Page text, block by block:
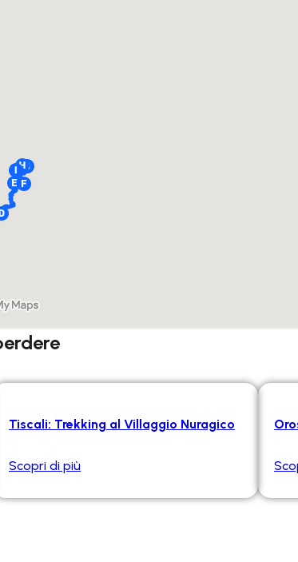
Tiscali: Trekking al Villaggio Nuragico
Scopri di più